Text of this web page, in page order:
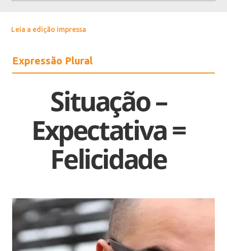
Leia a edição impressa
Expressão Plural
Situação –
Expectativa =
Felicidade